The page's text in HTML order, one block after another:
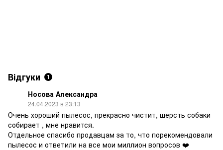
Відгуки 1
Носова Александра
24.04.2023 в 23:13
Очень хороший пылесос, прекрасно чистит, шерсть собаки
собирает , мне нравится.
Отдельное спасибо продавцам за то, что порекомендовали
пылесос и ответили на все мои миллион вопросов ❤️